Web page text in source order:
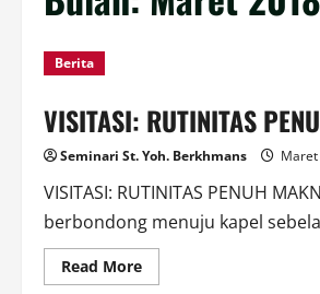
Berita
VISITASI: RUTINITAS
Seminari St. Yoh. Berkhmans
VISITASI: RUTINITAS PENUH
berbondong menuju kapel
Read MoreRead
more